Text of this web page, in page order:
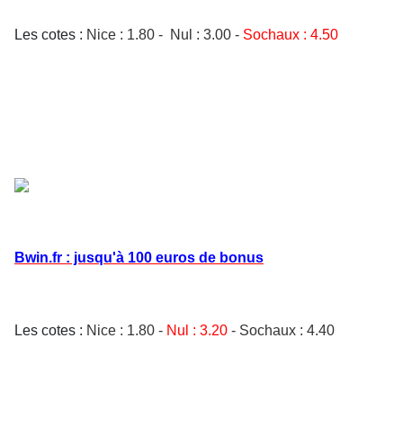
Les cotes : Nice : 1.80 - Nul : 3.00 - Sochaux : 4.50
Bwin.fr : jusqu'à 100 euros de bonus
Les cotes : Nice : 1.80 - Nul : 3.20 - Sochaux : 4.40